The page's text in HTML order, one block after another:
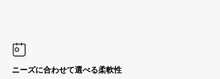
ニーズに合わせて選べる柔軟性